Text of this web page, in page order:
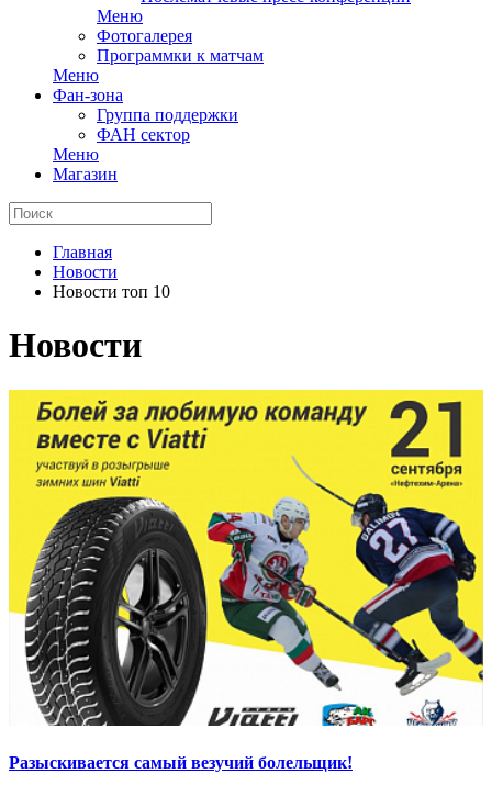
Меню
Фотогалерея
Программки к матчам
Меню
Фан-зона
Группа поддержки
ФАН сектор
Меню
Магазин
Главная
Новости
Новости топ 10
Новости
Разыскивается самый везучий болельщик!